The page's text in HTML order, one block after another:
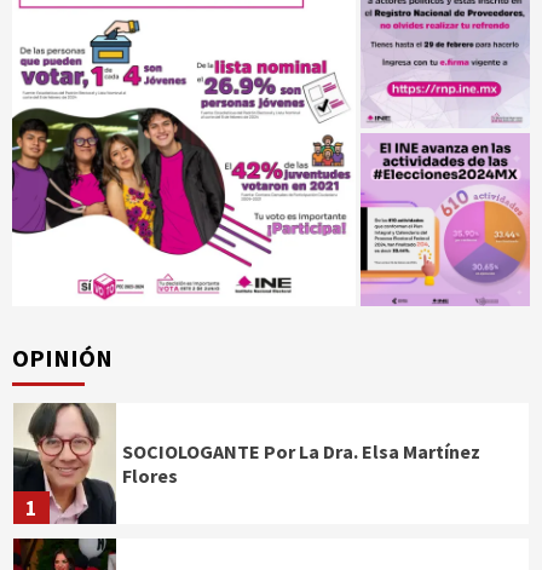
OPINIÓN
1
SOCIOLOGANTE Por La Dra. Elsa Martínez
Flores